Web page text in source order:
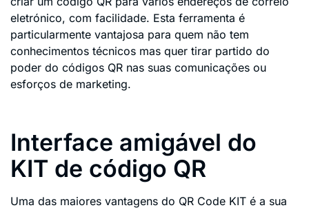
eletrónico, com facilidade. Esta ferramenta é
particularmente vantajosa para quem não tem
conhecimentos técnicos mas quer tirar partido do
poder do códigos QR nas suas comunicações ou
esforços de marketing.
Interface amigável do
KIT de código QR
Uma das maiores vantagens do QR Code KIT é a sua